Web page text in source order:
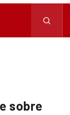
sobre